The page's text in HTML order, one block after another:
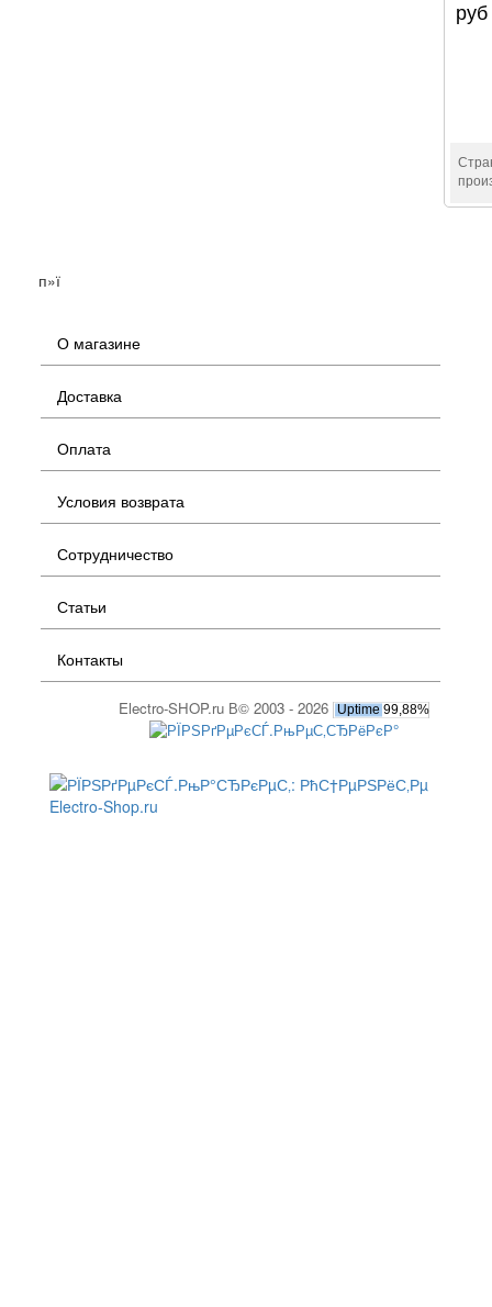
руб
п»ї
О магазине
Доставка
Оплата
Условия возврата
Сотрудничество
Статьи
Контакты
Electro-SHOP.ru В© 2003 - 2026